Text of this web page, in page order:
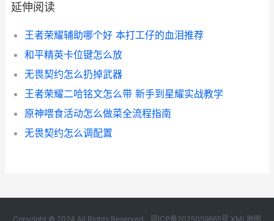
延伸阅读
王者荣耀辅助哪个好 本打工仔的血泪推荐
和平精英卡位键怎么放
无畏契约怎么扔掉武器
王者荣耀二哈铭文怎么带 新手到星耀实战教学
原神喂食活动怎么做菜全流程指南
无畏契约怎么调配置
Copyright © 2024 All Rights Reserved. 琼ICP备2025059665号 XML地图